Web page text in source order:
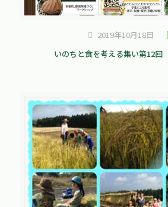
2019年10月18日
いのちと食を考える集い第12